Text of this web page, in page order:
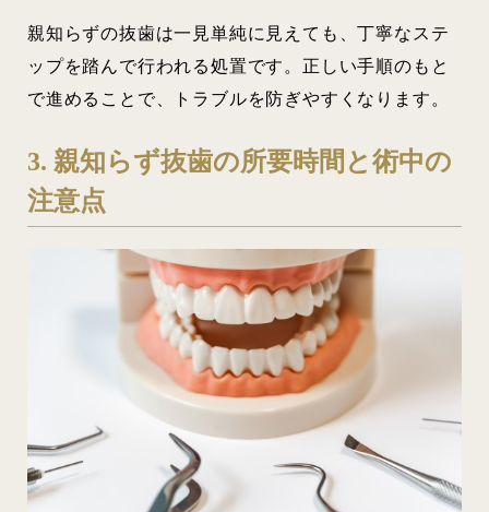
親知らずの抜歯は一見単純に見えても、丁寧なステ
ップを踏んで行われる処置です。正しい手順のもと
で進めることで、トラブルを防ぎやすくなります。
3. 親知らず抜歯の所要時間と術中の
注意点